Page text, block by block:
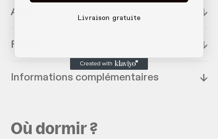
Aller ↓
Retour ↓
Informations complémentaires ↓
Où dormir ?
Livraison gratuite